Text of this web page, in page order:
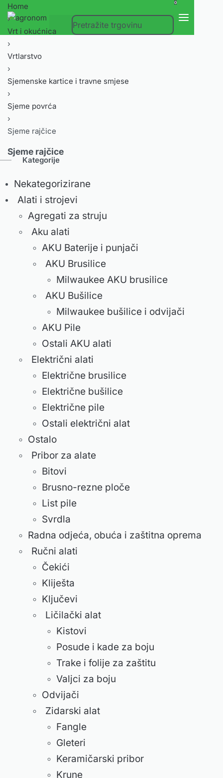
0
Home
›
Vrt i okućnica
›
Vrtlarstvo
›
Sjemenske kartice i travne smjese
›
Sjeme povrća
›
Sjeme rajčice
Sjeme rajčice
Kategorije
Nekategorizirane
Alati i strojevi
Agregati za struju
Aku alati
AKU Baterije i punjači
AKU Brusilice
Milwaukee AKU brusilice
AKU Bušilice
Milwaukee bušilice i odvijači
AKU Pile
Ostali AKU alati
Električni alati
Električne brusilice
Električne bušilice
Električne pile
Ostali električni alat
Ostalo
Pribor za alate
Bitovi
Brusno-rezne ploče
List pile
Svrdla
Radna odjeća, obuća i zaštitna oprema
Ručni alati
Čekići
Kliješta
Ključevi
Ličilački alat
Kistovi
Posude i kade za boju
Trake i folije za zaštitu
Valjci za boju
Odvijači
Zidarski alat
Fangle
Gleteri
Keramičarski pribor
Krune